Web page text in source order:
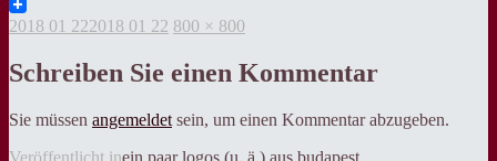
Veröffentlicht
2018 01 222018 01 22 Volle
800 × 800
Schreiben Sie einen Kommentar
Sie müssen angemeldet sein, um einen Kommentar abzugeben.
Veröffentlicht inein paar logos (u. ä.) aus budapest